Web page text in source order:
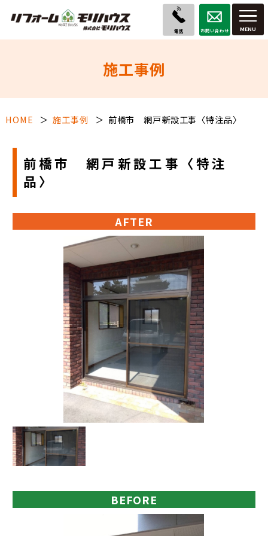
電話 お問い合わせ
施工事例
HOME 施工事例 前橋市 網戸新設工事〈特注品〉
前橋市 網戸新設工事〈特注
品〉
AFTER
BEFORE